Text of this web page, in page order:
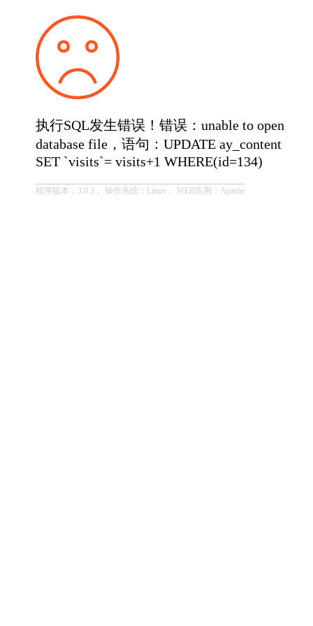
执行SQL发生错误！错误：unable to open
database file，语句：UPDATE ay_content
SET `visits`= visits+1 WHERE(id=134)
程序版本：3.0.3， 操作系统：Linux， WEB应用：Apache